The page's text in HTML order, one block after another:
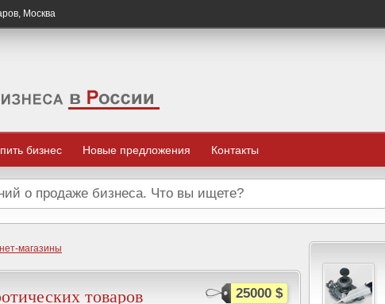
Москва
бизнес Новые предложения Контакты
магазины
25000 $
товаров